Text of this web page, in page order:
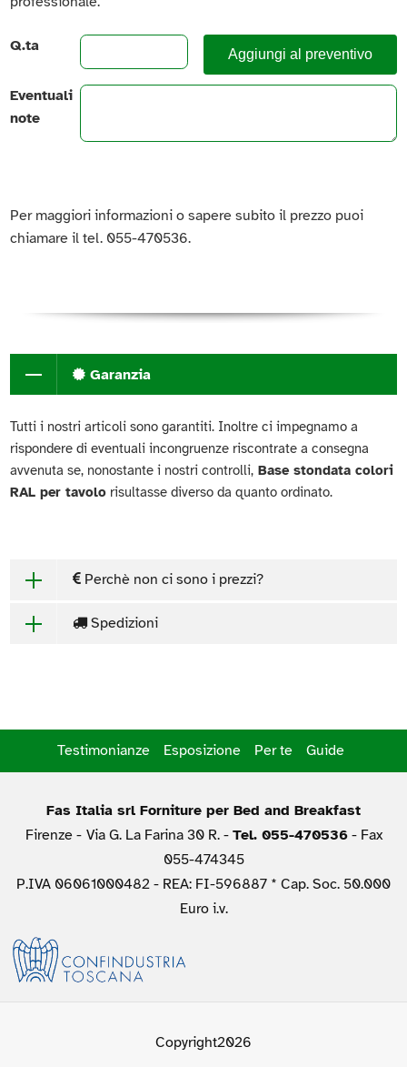
Q.ta Aggiungi al preventivo
Eventuali
note
Per maggiori informazioni o sapere subito il prezzo puoi
chiamare il tel. 055-470536.
Garanzia
Tutti i nostri articoli sono garantiti. Inoltre ci impegnamo a
rispondere di eventuali incongruenze riscontrate a consegna
avvenuta se, nonostante i nostri controlli, Base stondata colori
RAL per tavolo risultasse diverso da quanto ordinato.
Perchè non ci sono i prezzi?
Spedizioni
Testimonianze Esposizione Per te Guide
Fas Italia srl Forniture per Bed and Breakfast
Firenze - Via G. La Farina 30 R. - Tel. 055-470536- Fax
055-474345
P.IVA 06061000482 - REA: FI-596887 * Cap. Soc. 50.000
Euro i.v.
Copyright2026